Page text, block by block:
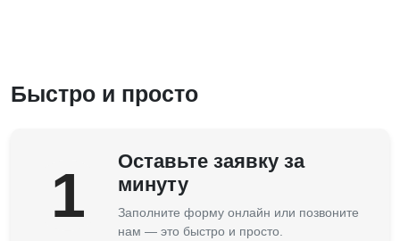
Быстро и просто
1
Оставьте заявку за
минуту
Заполните форму онлайн или позвоните
нам — это быстро и просто.